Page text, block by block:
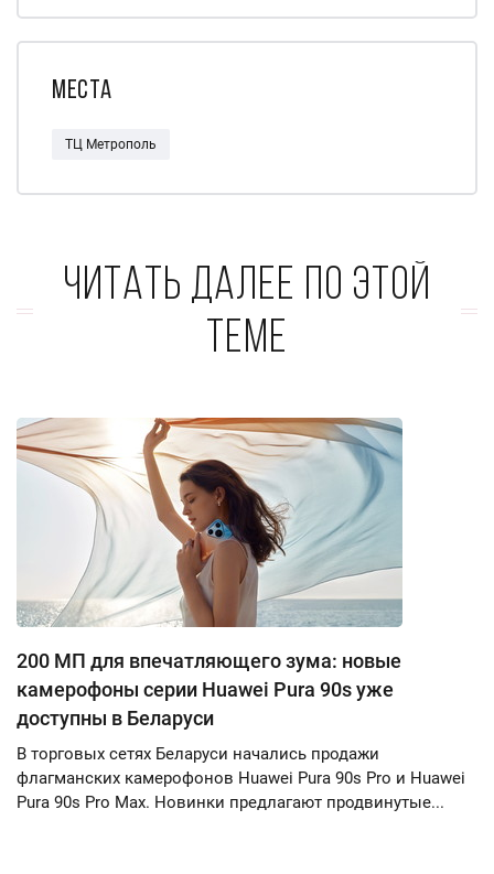
Места
ТЦ Метрополь
Читать далее по этой
теме
200 МП для впечатляющего зума: новые
камерофоны серии Huawei Pura 90s уже
доступны в Беларуси
В торговых сетях Беларуси начались продажи
флагманских камерофонов Huawei Pura 90s Pro и Huawei
Pura 90s Pro Max. Новинки предлагают продвинутые...